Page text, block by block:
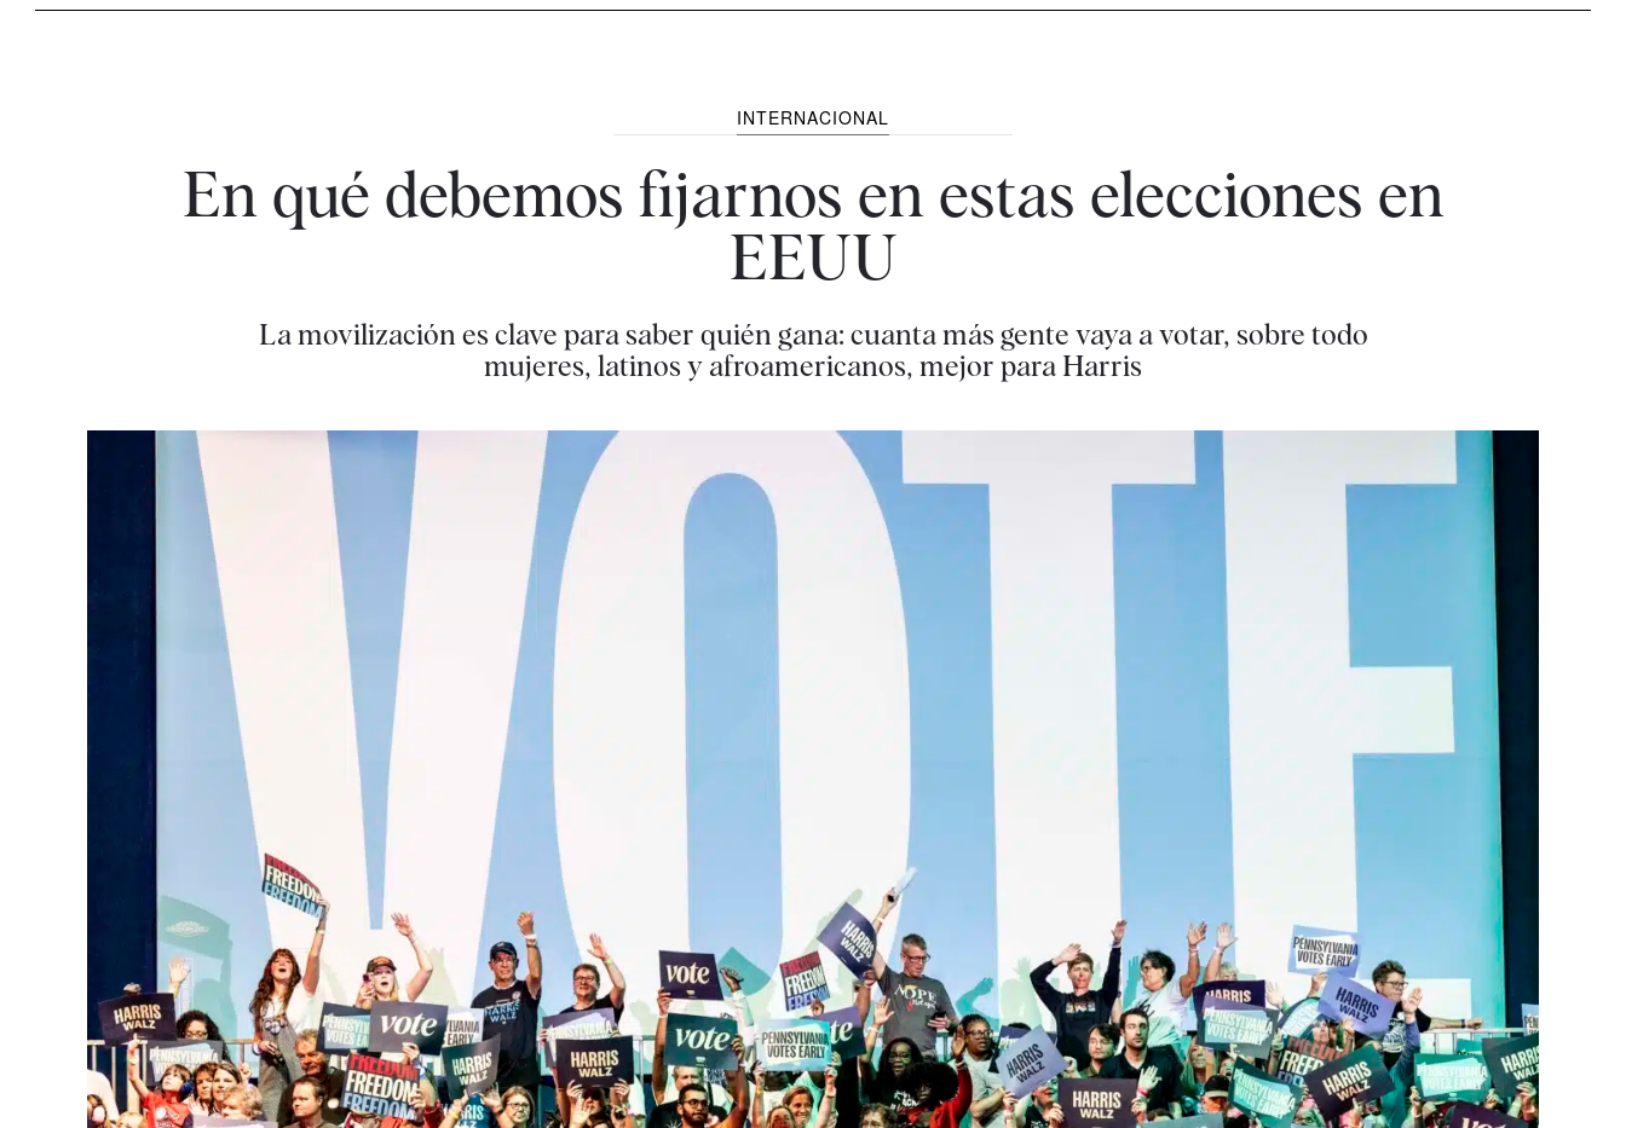
INTERNACIONAL
En qué debemos fijarnos en estas elecciones en
EEUU
La movilización es clave para saber quién gana: cuanta más gente vaya a votar, sobre todo
mujeres, latinos y afroamericanos, mejor para Harris